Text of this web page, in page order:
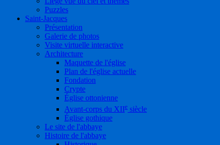
Puzzles
Saint-Jacques
Présentation
Galerie de photos
Visite virtuelle interactive
Architecture
Maquette de l'église
Plan de l'église actuelle
Fondation
Crypte
Église ottonienne
Avant-corps du XIIe siècle
Église gothique
Le site de l'abbaye
Histoire de l'abbaye